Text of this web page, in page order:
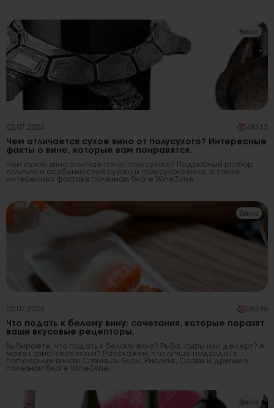
Вина
02.07.2024 48313
Чем отличается сухое вино от полусухого? Интересные
факты о вине, которые вам понравятся.
Чем сухое вино отличается от полусухого? Подробный разбор
отличий и особенностей сухого и полусухого вина, а также
интересных фактов в полезном блоге WineZone.
Вина
02.07.2024 26396
Что подать к белому вину: сочетания, которые поразят
ваши вкусовые рецепторы.
Выбираете, что подать к белому вину? Рыба, сыры или десерт? А
может азиатская кухня? Расскажем, что лучше подходит к
популярным винам Совиньон Блан, Рислинг, Соаве и другим в
полезном блоге WineZone.
Вина